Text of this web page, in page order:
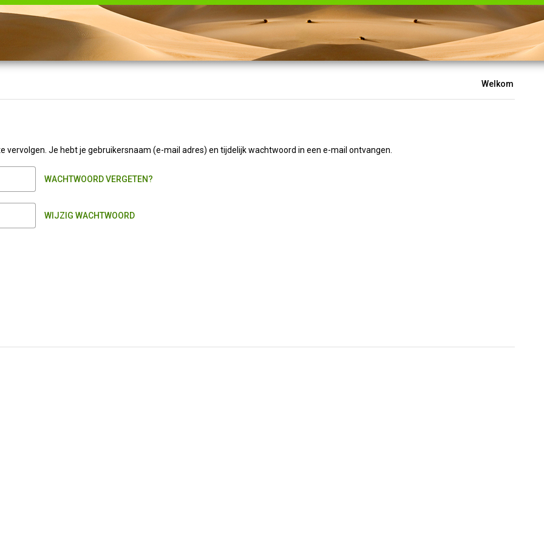
Welkom
vervolgen. Je hebt je gebruikersnaam (e-mail adres) en tijdelijk wachtwoord in een e-mail ontvangen.
WACHTWOORD VERGETEN?
WIJZIG WACHTWOORD